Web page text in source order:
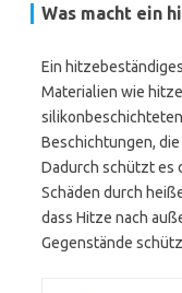
Was macht ein
Ein
Materialien wie
Beschichtungen,
Dadurch schützt es
Schäden durch
dass Hitze nach
Gegenstände